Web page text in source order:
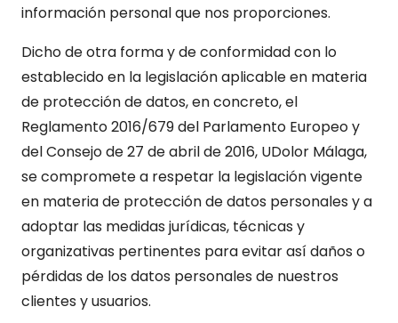
información personal que nos proporciones.
Dicho de otra forma y de conformidad con lo
establecido en la legislación aplicable en materia
de protección de datos, en concreto, el
Reglamento 2016/679 del Parlamento Europeo y
del Consejo de 27 de abril de 2016, UDolor Málaga,
se compromete a respetar la legislación vigente
en materia de protección de datos personales y a
adoptar las medidas jurídicas, técnicas y
organizativas pertinentes para evitar así daños o
pérdidas de los datos personales de nuestros
clientes y usuarios.